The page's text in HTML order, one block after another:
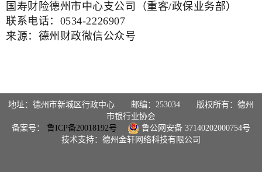
国寿财险德州市中心支公司（重客/政保业务部）
联系电话： 0534-2226907
来源：德州财政微信公众号
地址：德州市新城区行政中心 邮编：253034 版权所有：德州
市银行业协会
备案号： 鲁ICP备20018192号
鲁公网安备 37140202000754号
技术支持：德州金轩网络科技有限公司